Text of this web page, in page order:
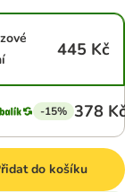
445 Kč
-15% 378
do košíku